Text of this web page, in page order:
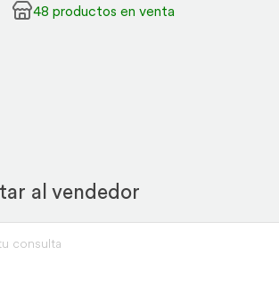
48 productos en venta
al vendedor